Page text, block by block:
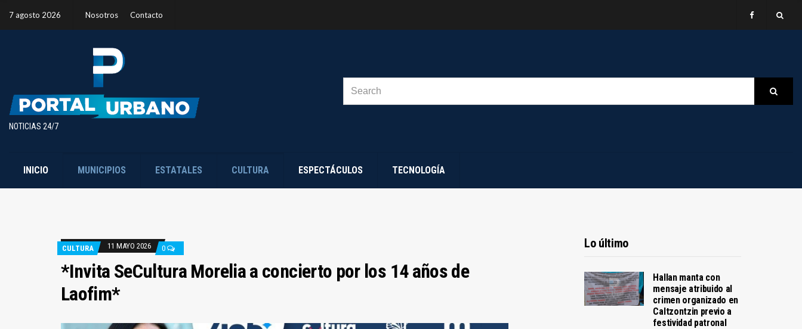
7 agosto 2026 Nosotros Contacto
NOTICIAS 24/7
INICIO MUNICIPIOS ESTATALES CULTURA ESPECTÁCULOS TECNOLOGÍA
CULTURA 11 MAYO 2026 0
*Invita SeCultura Morelia a concierto por los 14 años de
Laofim*
Lo último
Hallan manta con
mensaje atribuido al
crimen organizado en
Caltzontzin previo a
festividad patronal